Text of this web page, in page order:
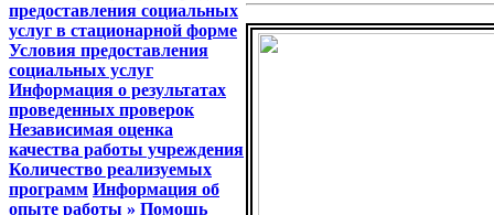
предоставления социальных
услуг в стационарной форме
Условия предоставления
социальных услуг
Информация о результатах
проведенных проверок
Независимая оценка
качества работы учреждения
Количество реализуемых
программ Информация об
опыте работы » Помощь